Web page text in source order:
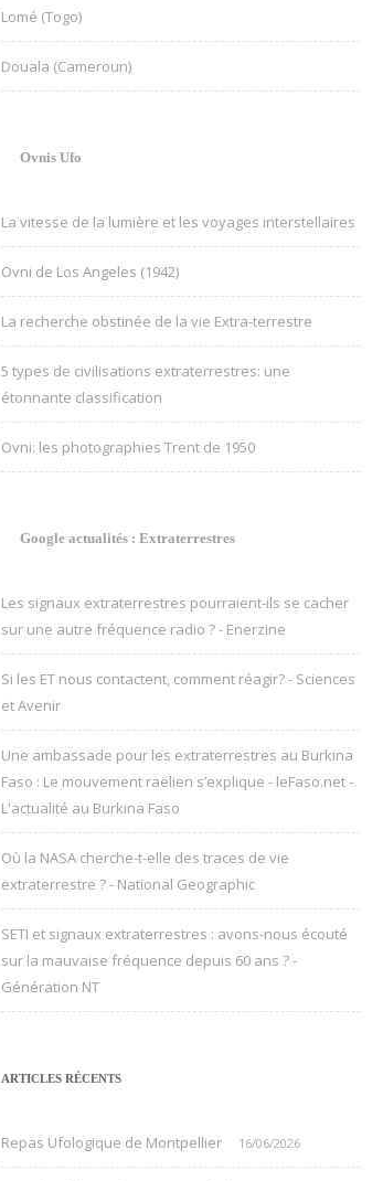
Lomé (Togo)
Douala (Cameroun)
Ovnis Ufo
La vitesse de la lumière et les voyages interstellaires
Ovni de Los Angeles (1942)
La recherche obstinée de la vie Extra-terrestre
5 types de civilisations extraterrestres: une
étonnante classification
Ovni: les photographies Trent de 1950
Google actualités : Extraterrestres
Les signaux extraterrestres pourraient-ils se cacher
sur une autre fréquence radio ? - Enerzine
Si les ET nous contactent, comment réagir? - Sciences
et Avenir
Une ambassade pour les extraterrestres au Burkina
Faso : Le mouvement raëlien s’explique - leFaso.net -
L'actualité au Burkina Faso
Où la NASA cherche-t-elle des traces de vie
extraterrestre ? - National Geographic
SETI et signaux extraterrestres : avons-nous écouté
sur la mauvaise fréquence depuis 60 ans ? -
Génération NT
ARTICLES RÉCENTS
Repas Ufologique de Montpellier 16/06/2026